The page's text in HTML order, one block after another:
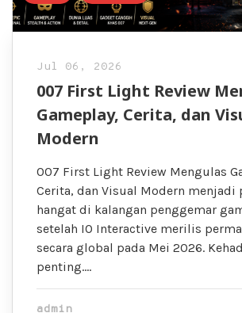
Jul 06, 2026
007 First Light Review
Gameplay, Cerita, dan
Modern
007 First Light Review Mengulas
Cerita, dan Visual Modern menjadi
hangat di kalangan penggemar
setelah IO Interactive merilis
secara global pada Mei 2026.
penting….
admin